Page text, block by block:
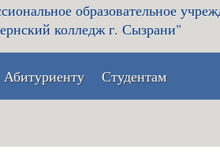
образовательное
колледж г. Сызрани"
Абитуриенту Студентам